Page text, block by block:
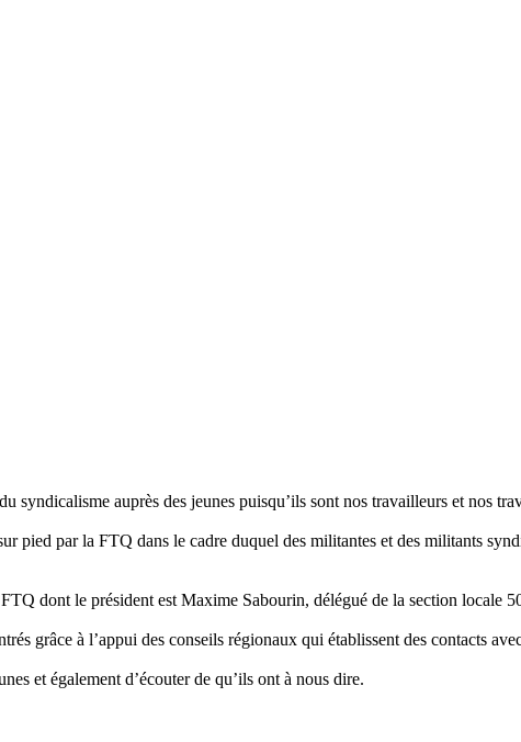
syndicalisme auprès des jeunes puisqu’ils sont nos travailleurs et nos
pied par la FTQ dans le cadre duquel des militantes et des militants
dont le président est Maxime Sabourin, délégué de la section locale
grâce à l’appui des conseils régionaux qui établissent des contacts
et également d’écouter de qu’ils ont à nous dire.